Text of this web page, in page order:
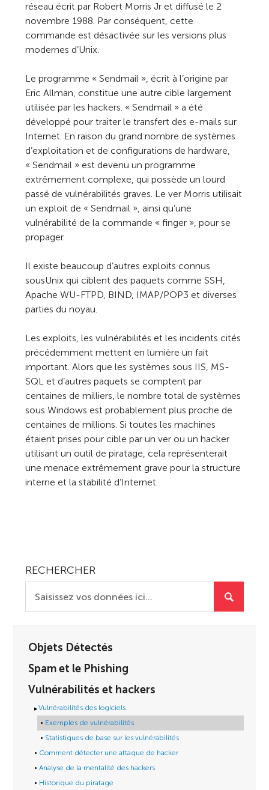
réseau écrit par Robert Morris Jr et diffusé le 2
novembre 1988. Par conséquent, cette
commande est désactivée sur les versions plus
modernes d’Unix.
Le programme « Sendmail », écrit à l’origine par
Eric Allman, constitue une autre cible largement
utilisée par les hackers. « Sendmail » a été
développé pour traiter le transfert des e-mails sur
Internet. En raison du grand nombre de systèmes
d’exploitation et de configurations de hardware,
« Sendmail » est devenu un programme
extrêmement complexe, qui possède un lourd
passé de vulnérabilités graves. Le ver Morris utilisait
un exploit de « Sendmail », ainsi qu’une
vulnérabilité de la commande « finger », pour se
propager.
Il existe beaucoup d’autres exploits connus
sousUnix qui ciblent des paquets comme SSH,
Apache WU-FTPD, BIND, IMAP/POP3 et diverses
parties du noyau.
Les exploits, les vulnérabilités et les incidents cités
précédemment mettent en lumière un fait
important. Alors que les systèmes sous IIS, MS-
SQL et d’autres paquets se comptent par
centaines de milliers, le nombre total de systèmes
sous Windows est probablement plus proche de
centaines de millions. Si toutes les machines
étaient prises pour cible par un ver ou un hacker
utilisant un outil de piratage, cela représenterait
une menace extrêmement grave pour la structure
interne et la stabilité d’Internet.
RECHERCHER
Objets Détectés
Spam et le Phishing
Vulnérabilités et hackers
Vulnérabilités des logiciels
Exemples de vulnérabilités
Statistiques de base sur les vulnérabilités
Comment détecter une attaque de hacker
Analyse de la mentalité des hackers
Historique du piratage